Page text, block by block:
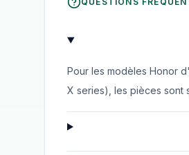
Pour les modèles Honor
X series), les pièces sont